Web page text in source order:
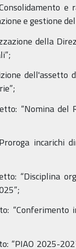
e
e gestione
della
dell'assetto
“Nomina del
incarichi
“Disciplina
“Conferimento
“PIAO 2025-